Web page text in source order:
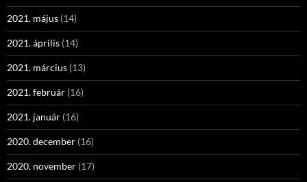
2021. május (14)
2021. április (14)
2021. március (13)
2021. február (16)
2021. január (16)
2020. december (16)
2020. november (17)